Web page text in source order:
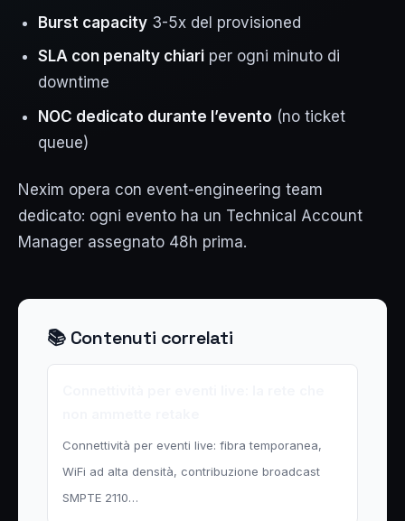
Burst capacity 3-5x del provisioned
SLA con penalty chiari per ogni minuto di
downtime
NOC dedicato durante l’evento (no ticket
queue)
Nexim opera con event-engineering team
dedicato: ogni evento ha un Technical Account
Manager assegnato 48h prima.
📚 Contenuti correlati
Connettività per eventi live: fibra temporanea,
WiFi ad alta densità, contribuzione broadcast
SMPTE 2110…